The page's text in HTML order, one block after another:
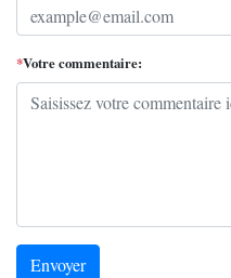
*Votre commentaire:
Envoyer